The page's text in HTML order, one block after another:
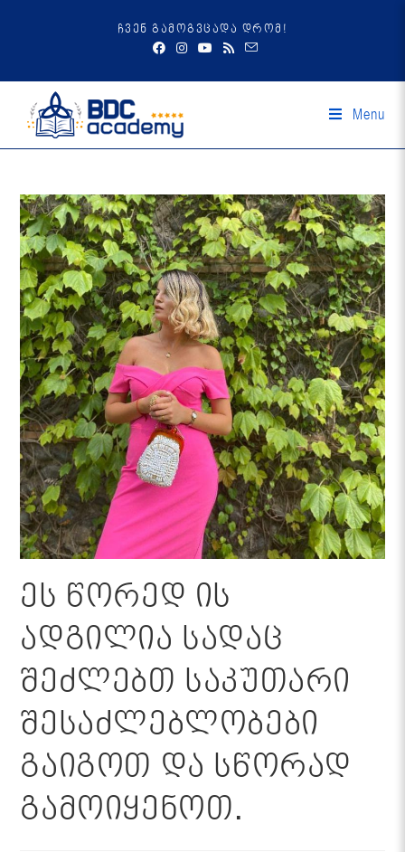
ჩვენ გამოგვცადა დრომ!
Menu
ეს წორედ ის
ადგილია სადაც
შეძლებთ საკუთარი
შესაძლებლობები
გაიგოთ და სწორად
გამოიყენოთ.